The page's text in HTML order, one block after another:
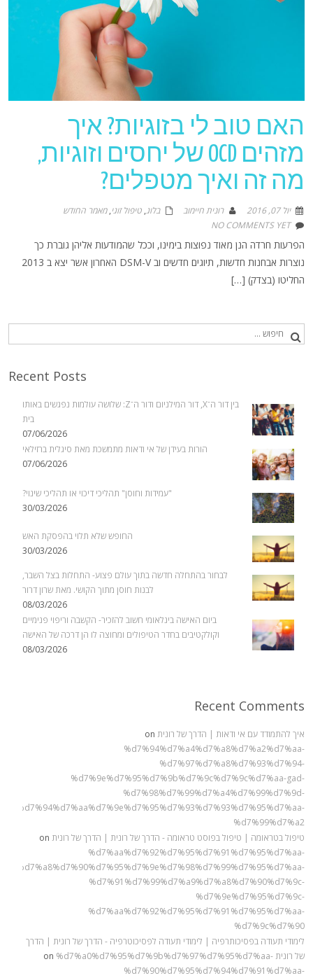
האם טוב לי בזוגיות? איך
מזהים OCD של יחסים וזוגיות,
מה זה ואיך מטפלים?
יול 07, 2016 רונית חיימוב בלוג, טיפול זוגי,מאמר החודש
NO COMMENTS YET
הפרעות חרדה הנן מאוד נפוצות בימינו, וככל שהמודעות אליהן גוברת כך
נוצרות אבחנות חדשות, תיוגים חדשים וב DSM-V האחרון אשר יצא ב 2013
החליטו (בצדק) […]
Recent Posts
בין דור ה־X, דור המילניום ודור ה־Z: שלושה עולמות נפגשים באותו
בית
07/06/2026
הורות בעידן של אי ודאות מתמשכת מאת סיגלית ברזילאי
07/06/2026
"עמידות וחוסן" תהליכי דיכוי או תהליכי שינוי?
30/03/2026
החופש שלא תלוי בהפסקת האש
30/03/2026
לבחור בהתחלה חדשה בתוך עולם פצוע- התחלות בצל השבר,
לבנות חוסן מתוך הקושי. מאת שרון דרור
08/03/2026
ביום האישה בינלאומי חשוב להזכיר- הקשבה וריפוי פנימיים
וקולקטיבים בחדר הטיפולים ומחוצה לו הן דרכה של האישה
08/03/2026
Recent Comments
איך להתמודד עם אי ודאות | הדרך של רונית on
%d7%94%d7%a4%d7%a8%d7%a2%d7%aa-
%d7%97%d7%a8%d7%93%d7%94-
%d7%9e%d7%95%d7%9b%d7%9c%d7%9c%d7%aa-gad-
%d7%98%d7%99%d7%a4%d7%99%d7%9d-
%d7%99%d7%a2
טיפול בטראומה | טיפול בפוסט טראומה - הדרך של רונית | הדרך של רונית on
%d7%aa%d7%92%d7%95%d7%91%d7%95%d7%aa-
%d7%91%d7%99%d7%a9%d7%a8%d7%90%d7%9c-
%d7%9e%d7%95%d7%9c-
%d7%aa%d7%92%d7%95%d7%91%d7%95%d7%aa-
%d7%9c%d7%90
לימודי תעודה בפסיכותרפיה | לימודי תעודה לפסיכוטרפיה - הדרך של רונית | הדרך
של רונית
on %d7%a0%d7%95%d7%9b%d7%97%d7%95%d7%aa-
%d7%90%d7%95%d7%94%d7%91%d7%aa-